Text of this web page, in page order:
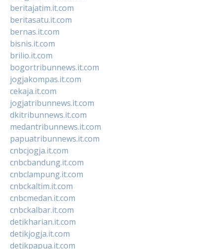
beritajatim.it.com
beritasatu.it.com
bernas.it.com
bisnis.it.com
brilio.it.com
bogortribunnews.it.com
jogjakompas.it.com
cekaja.it.com
jogjatribunnews.it.com
dkitribunnews.it.com
medantribunnews.it.com
papuatribunnews.it.com
cnbcjogja.it.com
cnbcbandung.it.com
cnbclampung.it.com
cnbckaltim.it.com
cnbcmedan.it.com
cnbckalbar.it.com
detikharian.it.com
detikjogja.it.com
detikpapua.it.com